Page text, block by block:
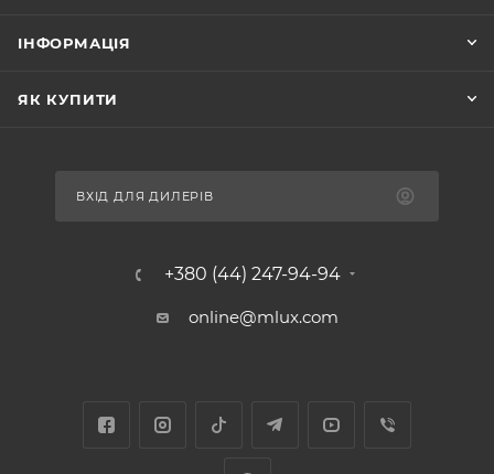
ІНФОРМАЦІЯ
ЯК КУПИТИ
ВХІД ДЛЯ ДИЛЕРІВ
+380 (44) 247-94-94
online@mlux.com